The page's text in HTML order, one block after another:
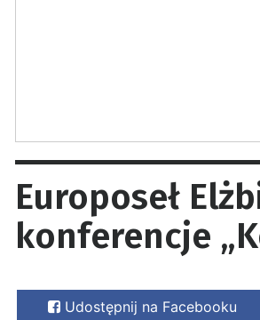
Europoseł
konferencje
Udostępnij na Facebooku